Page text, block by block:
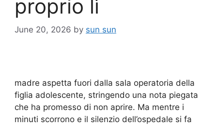
proprio lì
June 20, 2026 by sun sun
madre aspetta fuori dalla sala operatoria della
figlia adolescente, stringendo una nota piegata
che ha promesso di non aprire. Ma mentre i
minuti scorrono e il silenzio dell’ospedale si fa